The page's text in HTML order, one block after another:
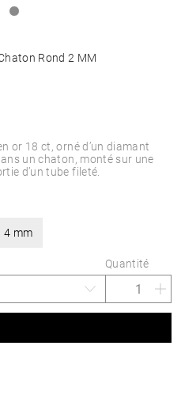
or 18 ct, orné d’un diamant
un chaton, monté sur une
d’un tube fileté.
Rond 2 MM
4 mm
Quantité